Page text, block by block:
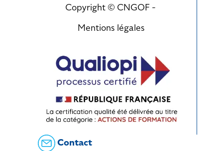
Copyright © CNGOF -
Mentions légales
Contact